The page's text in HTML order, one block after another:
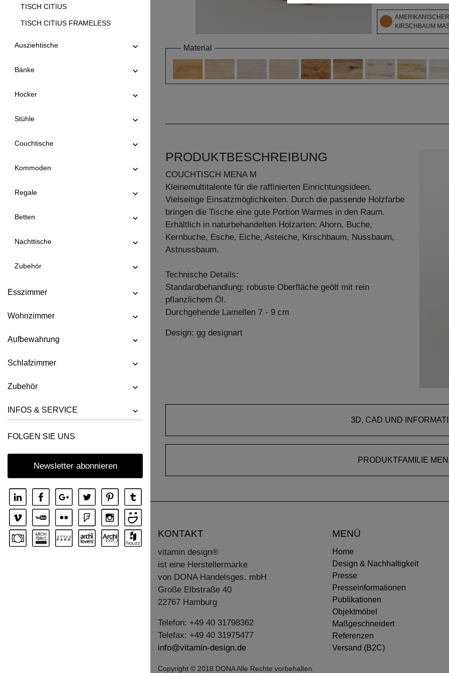
TISCH CITIUS
TISCH CITIUS FRAMELESS
TISCH CONVERTO
TISCH CUBUS 3 B10X10
TISCH DUCK
TISCH DUCK OVAL
TISCH FACHWERK SQUARE
TISCH FORTE 3 B7X7
TISCH FORTE 4 B9X9
TISCH FORTE BUTTERFLY
TISCH GRATUS BUTTERFLY
TISCH IUSTUS
TISCH LIVING BUTTERFLY
TISCH LOTUS
TISCH MARGO
TISCH MARGO ROUND
TISCH MARGO SELECT
TISCH MENA
TISCH MENA CONSOLE
TISCH MENA CONSOLE T
Ausziehtische
Bänke
Hocker
Stühle
Couchtische
Kommoden
Regale
Betten
Nachttische
Zubehör
Esszimmer
Wohnzimmer
Aufbewahrung
Schlafzimmer
Zubehör
INFOS & SERVICE
FOLGEN SIE UNS
Newsletter abonnieren
AMERIKANISCHER
KIRSCHBAUM
Material
PRODUKTBESCHREIBUNG
COUCHTISCH MENA M
Kleinemultitalente für die raffinierten Einrichtungsideen.
Vielseitige Einsatzmöglichkeiten. Durch die passende Holzfarbe
bringen die Tische eine gute Portion Warmes in den Raum.
Erhältlich in naturbehandelten Holzarten: Ahorn, Buche,
Kernbuche, Esche, Eiche, Asteiche, Kirschbaum, Nussbaum,
Astnussbaum.
Technische Details:
Standardbehandlung: robuste Oberfläche geölt mit rein
pflanzlichem Öl.
Durchgehende Lamellen 7 - 9 cm
Design: gg designart
3D, CAD UND
PRODUKTFAMILIE
KONTAKT
vitamin design®
ist eine Herstellermarke
von DONA Handelsges. mbH
Große Elbstraße 40
22767 Hamburg
Telefon: +49 40 31798362
Telefax: +49 40 31975477
info@vitamin-design.de
MENÜ
Home
Design & Nachhaltigkeit
Presse
Presseinformationen
Publikationen
Objektmöbel
Maßgeschneidert
Referenzen
Versand (B2C)
Copyright © 2018 DONA Alle Rechte vorbehalten.